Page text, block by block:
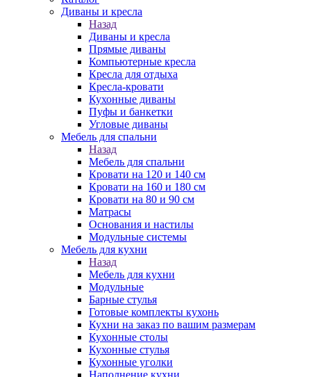
Диваны и кресла
Назад
Диваны и кресла
Прямые диваны
Компьютерные кресла
Кресла для отдыха
Кресла-кровати
Кухонные диваны
Пуфы и банкетки
Угловые диваны
Мебель для спальни
Назад
Мебель для спальни
Кровати на 120 и 140 см
Кровати на 160 и 180 см
Кровати на 80 и 90 см
Матрасы
Основания и настилы
Модульные системы
Мебель для кухни
Назад
Мебель для кухни
Модульные
Барные стулья
Готовые комплекты кухонь
Кухни на заказ по вашим размерам
Кухонные столы
Кухонные стулья
Кухонные уголки
Наполнение кухни